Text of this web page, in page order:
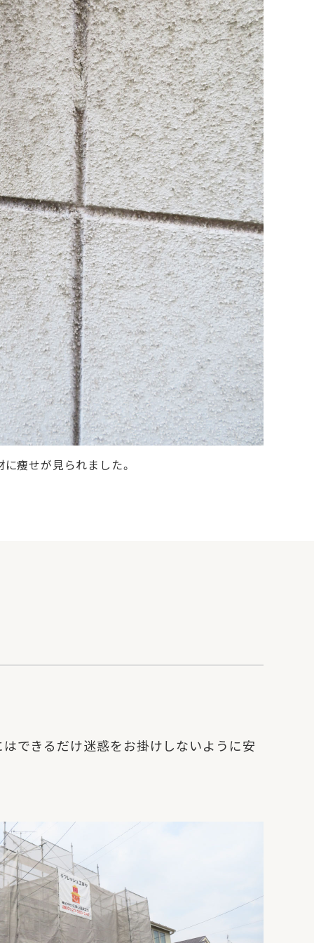
痩せが見られました。
できるだけ迷惑をお掛けしないように安